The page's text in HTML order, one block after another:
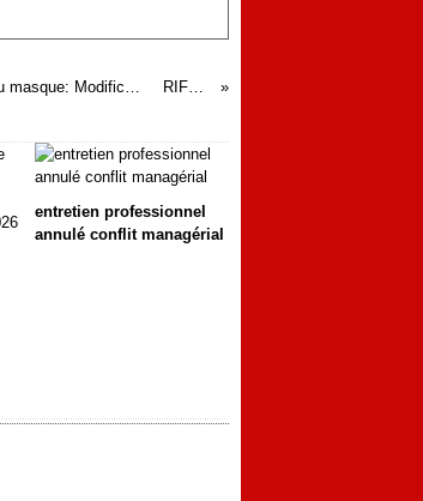
Schéma vaccinal complet / Vaccination des personnes de plus de 65 ans / Port du masque: Modifications du décret du 1er juin 2021 RIFSEEP
entretien professionnel
annulé conflit managérial